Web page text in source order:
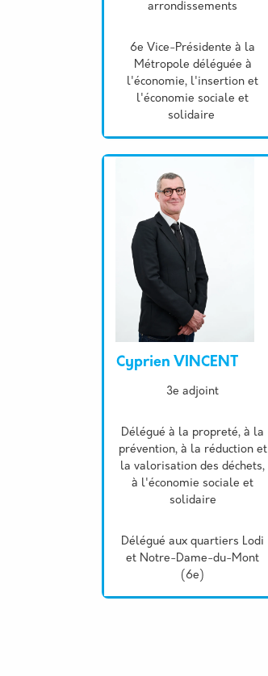
arrondissements
6e Vice-Présidente à la
Métropole déléguée à
l'économie, l'insertion et
l'économie sociale et
solidaire
Cyprien VINCENT
Description
3e adjoint
Délégué à la propreté, à la
prévention, à la réduction et
la valorisation des déchets,
à l'économie sociale et
solidaire
Délégué aux quartiers Lodi
et Notre-Dame-du-Mont
(6e)